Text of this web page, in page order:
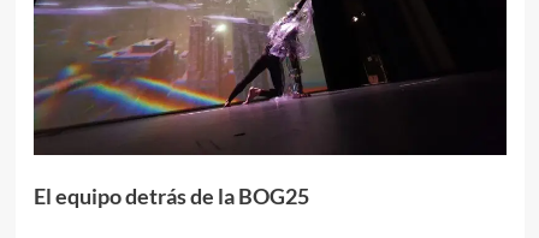
El equipo detrás de la BOG25